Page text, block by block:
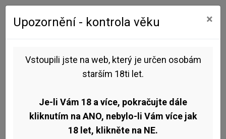
Upozornění - kontrola věku ×
Vstoupili jste na web, který je určen osobám
starším 18ti let.
Je-li Vám 18 a více, pokračujte dále
kliknutím na ANO, nebylo-li Vám více jak
18 let, klikněte na NE.